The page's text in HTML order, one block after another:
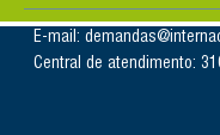
E-mail:
Central de atendimento: